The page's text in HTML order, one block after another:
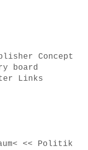
Concept
board
Links
<< Politik